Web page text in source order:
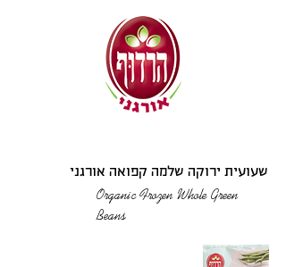
שעועית ירוקה שלמה קפואה אורגני
Organic Frozen Whole Green
Beans